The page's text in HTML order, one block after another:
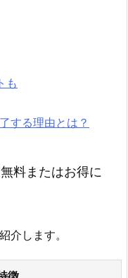
も
する理由とは？
料またはお得に
介します。